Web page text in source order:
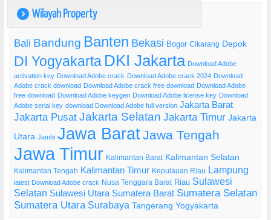
) Wilayah Property
Bali Bandung Banten Bekasi Bogor Cikarang Depok
DI Yogyakarta DKI Jakarta Download Adobe
activation key Download Adobe crack Download Adobe crack 2024 Download
Adobe crack download Download Adobe crack free download Download Adobe
free download Download Adobe keygen Download Adobe license key Download
Adobe serial key download Download Adobe full version Jakarta Barat
Jakarta Pusat Jakarta Selatan Jakarta Timur Jakarta
Utara Jambi Jawa BaratJawa Tengah
Jawa Timur Kalimantan Barat Kalimantan Selatan
Kalimantan Tengah Kalimantan Timur Kepulauan Riau Lampung
latest Download Adobe crack Nusa Tenggara Barat Riau Sulawesi
Selatan Sulawesi Utara Sumatera Barat Sumatera Selatan
Sumatera Utara Surabaya Tangerang Yogyakarta